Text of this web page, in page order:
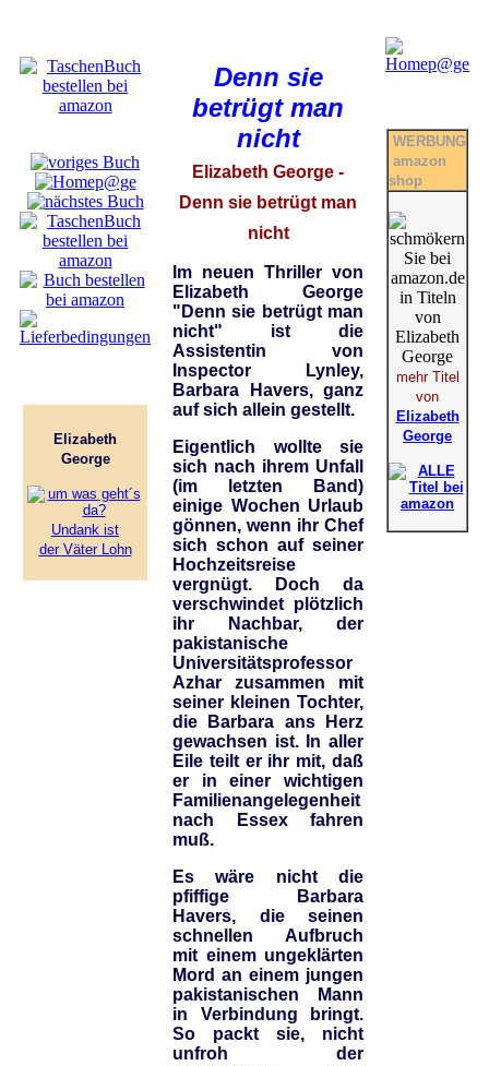
Elizabeth
George
Undank ist
der Väter Lohn
Denn sie
betrügt man
nicht
Elizabeth George -
Denn sie betrügt man
nicht
Im neuen Thriller von
Elizabeth George
"Denn sie betrügt man
nicht" ist die
Assistentin von
Inspector Lynley,
Barbara Havers, ganz
auf sich allein gestellt.
Eigentlich wollte sie
sich nach ihrem Unfall
(im letzten Band)
einige Wochen Urlaub
gönnen, wenn ihr Chef
sich schon auf seiner
Hochzeitsreise
vergnügt. Doch da
verschwindet plötzlich
ihr Nachbar, der
pakistanische
Universitätsprofessor
Azhar zusammen mit
seiner kleinen Tochter,
die Barbara ans Herz
gewachsen ist. In aller
Eile teilt er ihr mit, daß
er in einer wichtigen
Familienangelegenheit
nach Essex fahren
muß.
Es wäre nicht die
pfiffige Barbara
Havers, die seinen
schnellen Aufbruch
mit einem ungeklärten
Mord an einem jungen
pakistanischen Mann
in Verbindung bringt.
So packt sie, nicht
unfroh der
WERBUNG
amazon
shop
mehr Titel
von
Elizabeth
George